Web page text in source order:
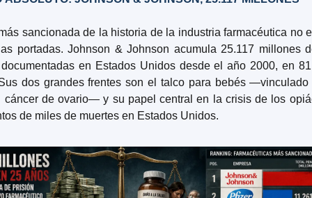
sancionada de la historia de la industria farmacéutica no
portadas. Johnson & Johnson acumula 25.117 millones
en Estados Unidos desde el año 2000, en
dos grandes frentes son el talco para bebés
cáncer de ovario— y su papel central en la crisis de los
de miles de muertes en Estados Unidos.